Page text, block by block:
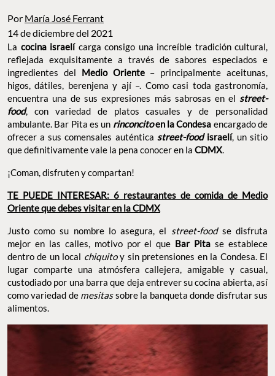
Por María José Ferrant
14 de diciembre del 2021
La cocina israelícarga consigo una increíble tradición cultural,
reflejada exquisitamente a través de sabores especiados e
ingredientes del Medio Oriente– principalmente aceitunas,
higos, dátiles, berenjena y ají –. Como casi toda gastronomía,
encuentra una de sus expresiones más sabrosas en el street-
food, con variedad de platos casuales y de personalidad
ambulante. Bar Pita es un rinconcitoen la Condesa encargado de
ofrecer a sus comensales auténtica street-food israelí, un sitio
que definitivamente vale la pena conocer en la CDMX.
¡Coman, disfruten y compartan!
TE PUEDE INTERESAR: 6 restaurantes de comida de Medio
Oriente que debes visitar en la CDMX
Justo como su nombre lo asegura, el street-food se disfruta
mejor en las calles, motivo por el que Bar Pita se establece
dentro de un local chiquitoy sin pretensiones en la Condesa. El
lugar comparte una atmósfera callejera, amigable y casual,
custodiado por una barra que deja entrever su cocina abierta, así
como variedad de mesitassobre la banqueta donde disfrutar sus
alimentos.